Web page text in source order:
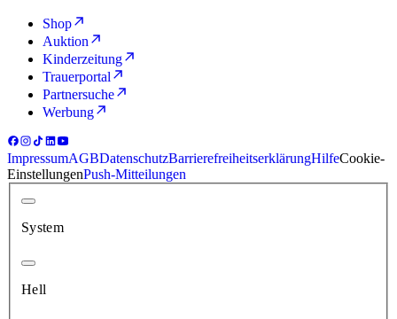
Shop
Auktion
Kinderzeitung
Trauerportal
Partnersuche
Werbung
ImpressumAGBDatenschutzBarrierefreiheitserklärungHilfeCookie-
EinstellungenPush-Mitteilungen
System
Hell